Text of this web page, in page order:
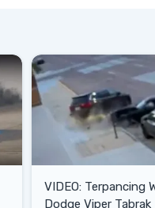
VIDEO: Terpancing
Dodge Viper Tabrak